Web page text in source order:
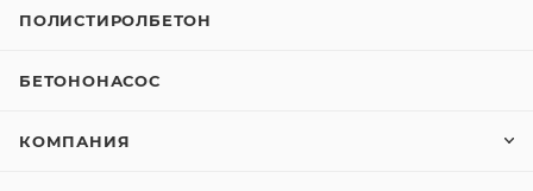
ПОЛИСТИРОЛБЕТОН
БЕТОНОНАСОС
КОМПАНИЯ